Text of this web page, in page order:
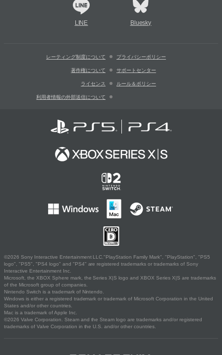
LINE Bluesky
レーティング制度について プライバシーポリシー
著作権について サポートセンター
ライセンス ルール＆ポリシー
利用者情報の外部送信について
©2026 Sony Interactive Entertainment LLC."PlayStation Family Mark", "PlayStation", "PS5
logo", "PS5", "PS4 logo" and "PS4" are registered trademarks or trademarks of Sony
Interactive Entertainment Inc.
Microsoft, the XBOX Sphere mark, the Series X|S logo and XBOX Series X|S are trademarks
of the Microsoft group of companies.
Nintendo Switch is a trademark of Nintendo.
Windows is either a registered trademark or trademark of Microsoft Corporation in the United
States and/or other countries.
Mac is a trademark of Apple Inc.
©2026 Valve Corporation. Steam and the Steam logo are trademarks and/or registered
trademarks of Valve Corporation in the U.S. and/or other countries.